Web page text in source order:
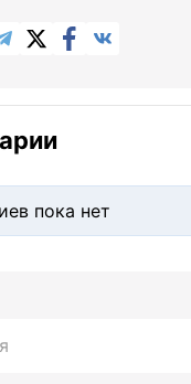
TelegramX.comFacebook
пока нет